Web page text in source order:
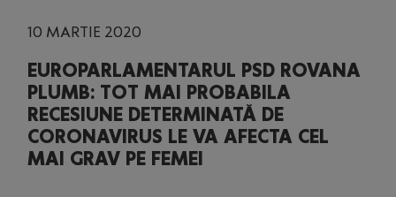
10 MARTIE 2020
EUROPARLAMENTARUL PSD ROVANA
PLUMB: TOT MAI PROBABILA
RECESIUNE DETERMINATĂ DE
CORONAVIRUS LE VA AFECTA CEL
MAI GRAV PE FEMEI